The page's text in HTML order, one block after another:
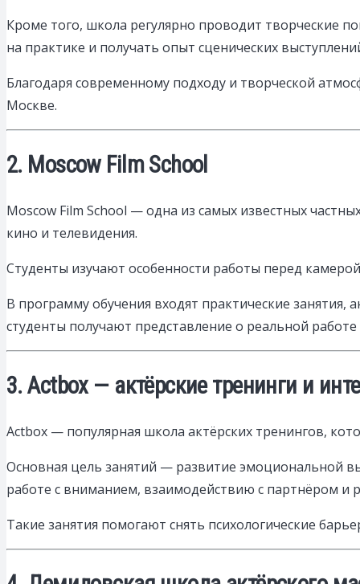
Кроме того, школа регулярно проводит творческие
на практике и получать опыт сценических
Благодаря современному подходу и творческой
Москве.
2. Moscow Film School
Moscow Film School — одна из самых известных
кино и телевидения.
Студенты изучают особенности работы перед
В программу обучения входят практические занятия,
студенты получают представление о реальной
3. Actbox — актёрские тренинги и
Actbox — популярная школа актёрских тренингов,
Основная цель занятий — развитие эмоциональной
работе с вниманием, взаимодействию с партнёром и
Такие занятия помогают снять психологические